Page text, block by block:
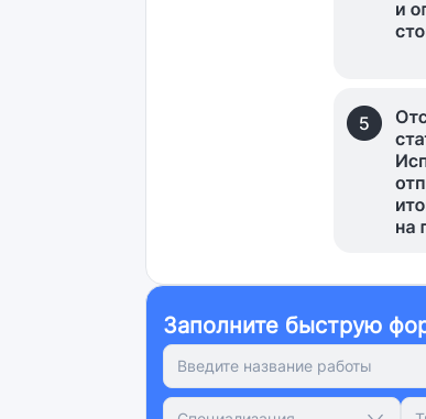
Заполните быструю